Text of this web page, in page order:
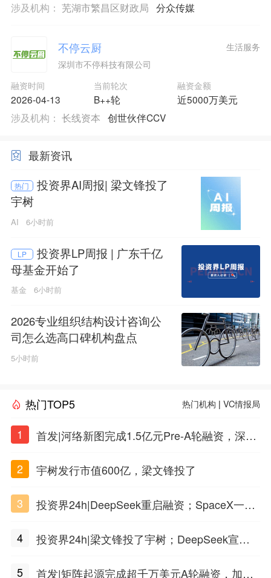
涉及机构： 芜湖市繁昌区财政局 分众传媒
不停云厨
深圳市不停科技有限公司
融资时间
2026-04-13
当前轮次
B++轮
融资金额
近5000万美元
生活服务
涉及机构： 长线资本 创世伙伴CCV
最新资讯
热门
投资界AI周报| 梁文锋投了
宇树
AI 6小时前
LP
投资界LP周报 | 广东千亿
母基金开始了
基金 6小时前
2026专业组织结构设计咨询公
司怎么选高口碑机构盘点
5小时前
热门TOP5 热门机构 |VC情报局
1
首发|河络新图完成1.5亿元Pre-A轮融资，深耕i
2
宇树发行市值600亿，梁文锋投了
3
投资界24h|DeepSeek重启融资；SpaceX一夜
4
投资界24h|梁文锋投了宇树；DeepSeek宣布
5
首发|矩阵起源完成超千万美元A轮融资，加速